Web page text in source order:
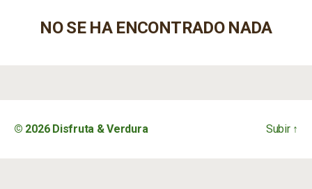
NO SE HA ENCONTRADO NADA
© 2026 Disfruta & Verdura Subir ↑